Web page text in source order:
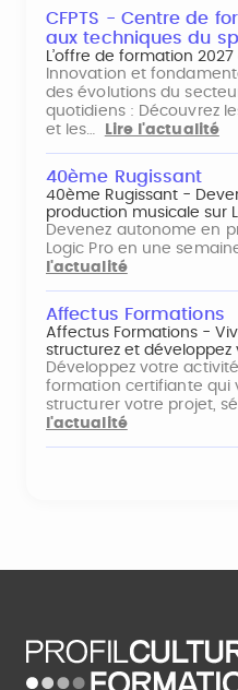
CFPTS - Centre de
aux techniques du
L’offre de formation
Innovation et
des évolutions du
quotidiens : Découvrez
et les…
Lire l'actualité
40ème Rugissant
40ème Rugissant -
production musicale sur
Devenez autonome en
Logic Pro en une
l'actualité
Affectus Formations
Affectus Formations -
structurez et
Développez votre
formation certifiante qui
structurer votre projet,
l'actualité